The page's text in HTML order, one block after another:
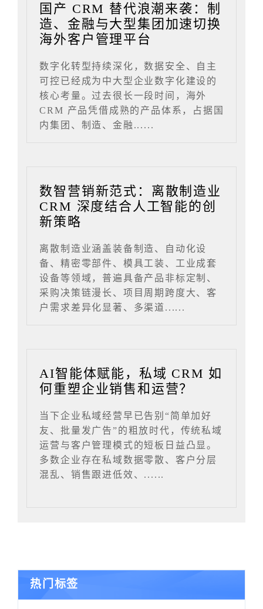
国产 CRM 替代浪潮来袭：制
造、金融与大型集团加速切换
海外客户管理平台
数字化转型持续深化，数据安全、自主
可控已经成为中大型企业数字化建设的
核心考量。过去很长一段时间，海外
CRM 产品凭借成熟的产品体系，占据国
内集团、制造、金融......
数智营销新范式：离散制造业
CRM 深度结合人工智能的创
新策略
离散制造业涵盖装备制造、自动化设
备、精密零部件、模具工装、工业成套
设备等领域，普遍具备产品非标定制、
采购决策链漫长、项目周期跨度大、客
户需求差异化显著、多渠道......
AI智能体赋能，私域 CRM 如
何重塑企业销售和运营？
当下企业私域经营早已告别“简单加好
友、批量发广告”的粗放时代，传统私域
运营与客户管理模式的短板日益凸显。
多数企业存在私域数据零散、客户分层
混乱、销售跟进低效、......
热门标签